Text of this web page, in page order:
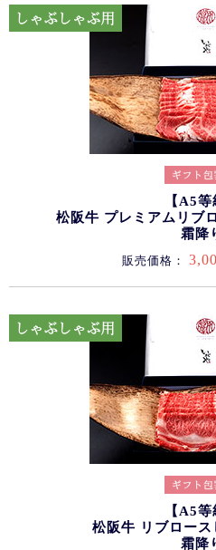
【A5等
松阪牛 プレミアムリブ
霜降
販売価格：
【A5等
松阪牛 リブロース
霜降